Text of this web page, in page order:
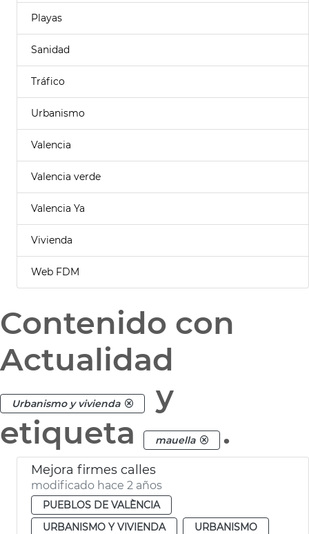
Playas
Sanidad
Tráfico
Urbanismo
Valencia
Valencia verde
Valencia Ya
Vivienda
Web FDM
Contenido con
Actualidad
Urbanismo y vivienda
y
etiqueta
mauella .
Mejora firmes calles
modificado hace 2 años
PUEBLOS DE VALÈNCIA
URBANISMO Y VIVIENDA
URBANISMO